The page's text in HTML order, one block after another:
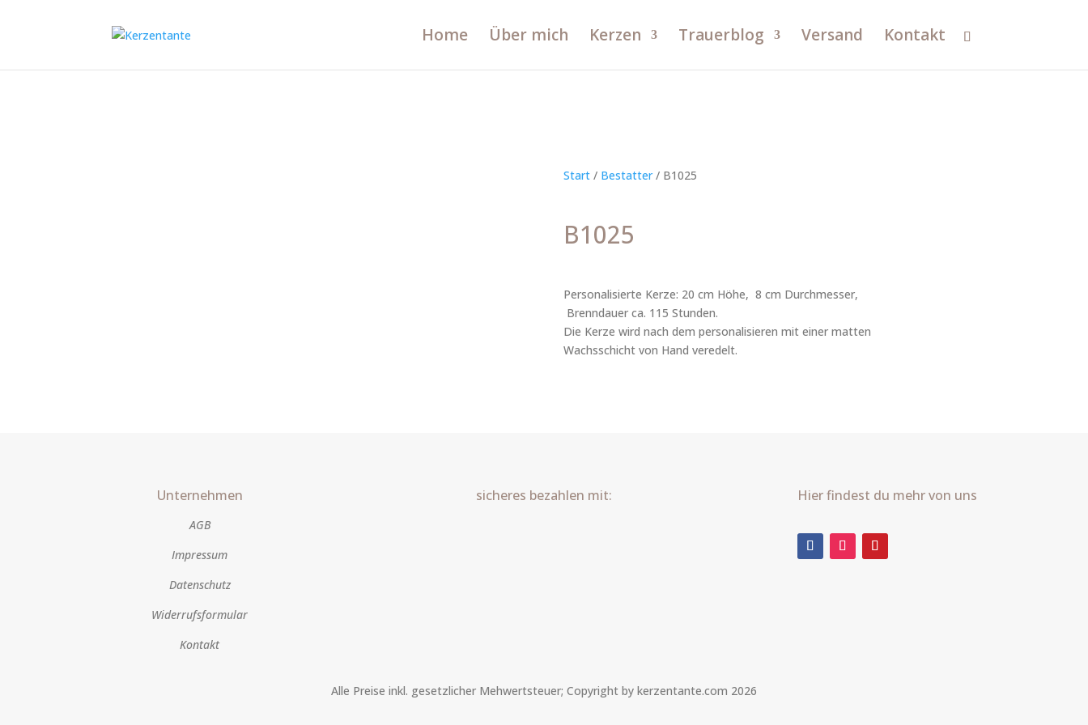
Home Über mich Kerzen Trauerblog Versand Kontakt
Start/ Bestatter/ B1025
B1025
Personalisierte Kerze: 20 cm Höhe, 8 cm Durchmesser,
Brenndauer ca. 115 Stunden.
Die Kerze wird nach dem personalisieren mit einer matten
Wachsschicht von Hand veredelt.
Unternehmen
AGB
Impressum
Datenschutz
Widerrufsformular
Kontakt
sicheres bezahlen mit: Hier findest du mehr von uns
Alle Preise inkl. gesetzlicher Mehwertsteuer; Copyright by kerzentante.com 2026